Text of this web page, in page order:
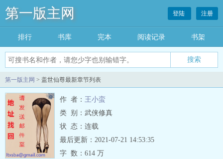
第一版主网
搜索
登陆 注册
排行 书库 完本 阅读记录 书架
第一版主网 > 盖世仙尊最新章节列表
作 者： 王小蛮
类 别：武侠修真
状 态：连载
最后更新：2021-07-21 14:53:35
字 数： 614 万